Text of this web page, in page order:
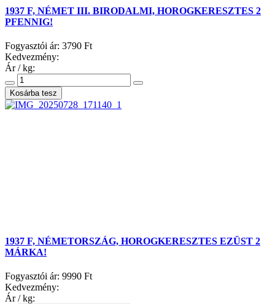
1937 F, NÉMET III. BIRODALMI, HOROGKERESZTES 2
PFENNIG!
Fogyasztói ár: 3790 Ft
Kedvezmény:
Ár / kg:
1937 F, NÉMETORSZÁG, HOROGKERESZTES EZÜST 2
MÁRKA!
Fogyasztói ár: 9990 Ft
Kedvezmény:
Ár / kg: